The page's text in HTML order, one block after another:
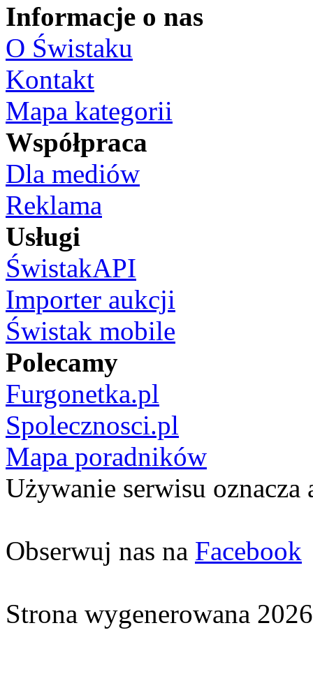
Informacje o nas
O Świstaku
Kontakt
Mapa kategorii
Współpraca
Dla mediów
Reklama
Usługi
ŚwistakAPI
Importer aukcji
Świstak mobile
Polecamy
Furgonetka.pl
Spolecznosci.pl
Mapa poradników
Używanie serwisu oznacza
Obserwuj nas na Facebook
Strona wygenerowana